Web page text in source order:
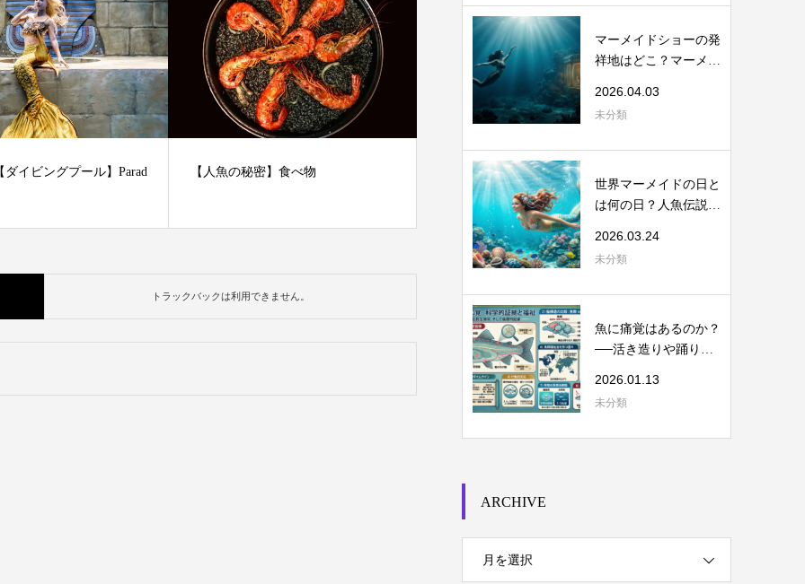
ダイビングプール】Parad
【人魚の秘密】食べ物
トラックバックは利用できません。
マーメイドショーの発
祥地はどこ？マーメイ
2026.04.03
未分類
世界マーメイドの日と
は何の日？人魚伝説と
2026.03.24
未分類
魚に痛覚はあるのか？
──活き造りや踊り食
2026.01.13
未分類
ARCHIVE
月を選択